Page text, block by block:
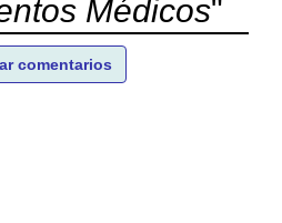
Médicos"
comentarios